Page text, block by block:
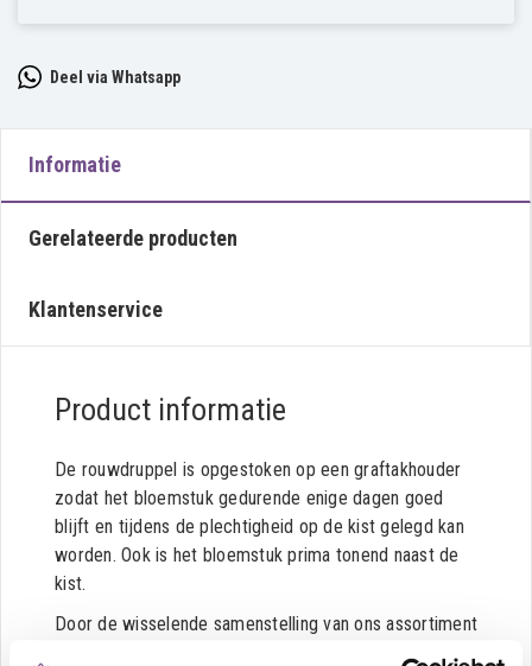
Deel via Whatsapp
Informatie
Gerelateerde producten
Klantenservice
Product informatie
De rouwdruppel is opgestoken op een graftakhouder
zodat het bloemstuk gedurende enige dagen goed
blijft en tijdens de plechtigheid op de kist gelegd kan
worden. Ook is het bloemstuk prima tonend naast de
kist.
Door de wisselende samenstelling van ons assortiment